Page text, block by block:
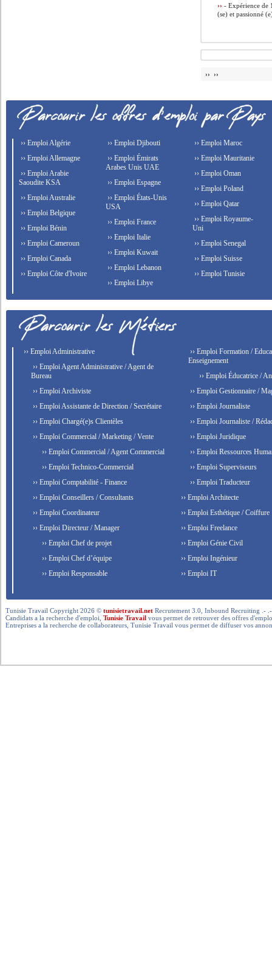
›› - Expérience de
(se) et passionné
›› ››
›› Emploi Algérie
›› Emploi Allemagne
›› Emploi Arabie
Saoudite KSA
›› Emploi Australie
›› Emploi Belgique
›› Emploi Bénin
›› Emploi Cameroun
›› Emploi Canada
›› Emploi Côte d'Ivoire
›› Emploi Djibouti
›› Emploi Émirats
Arabes Unis UAE
›› Emploi Espagne
›› Emploi États-Unis
USA
›› Emploi France
›› Emploi Italie
›› Emploi Kuwait
›› Emploi Lebanon
›› Emploi Libye
›› Emploi Maroc
›› Emploi Mauritanie
›› Emploi Oman
›› Emploi Poland
›› Emploi Qatar
›› Emploi Royaume-
Uni
›› Emploi Senegal
›› Emploi Suisse
›› Emploi Tunisie
›› Emploi Administrative
›› Emploi Agent Administrative / Agent de
Bureau
›› Emploi Archiviste
›› Emploi Assistante de Direction / Secrétaire
›› Emploi Chargé(e)s Clientèles
›› Emploi Commercial / Marketing / Vente
›› Emploi Commercial / Agent Commercial
›› Emploi Technico-Commercial
›› Emploi Comptabilité - Finance
›› Emploi Conseillers / Consultants
›› Emploi Coordinateur
›› Emploi Directeur / Manager
›› Emploi Chef de projet
›› Emploi Chef d’équipe
›› Emploi Responsable
›› Emploi Formation /
Enseignement
›› Emploi Éducatrice /
›› Emploi Gestionnaire /
›› Emploi Journaliste
›› Emploi Journaliste /
›› Emploi Juridique
›› Emploi Ressources
›› Emploi Superviseurs
›› Emploi Traducteur
›› Emploi Architecte
›› Emploi Esthétique / Coiffure
›› Emploi Freelance
›› Emploi Génie Civil
›› Emploi Ingénieur
›› Emploi IT
Tunisie Travail Copyright 2026 ©tunisietravail.net Recrutement 3.0, Inbound Recruiting .-
Candidats a la recherche d'emploi,Tunisie Travail vous permet de retrouver des offres
Entreprises a la recherche de collaborateurs, Tunisie Travail vous permet de diffuser vos